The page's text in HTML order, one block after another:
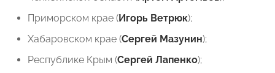
Приморском крае (Игорь Ветрюк);
Хабаровском крае (Сергей Мазунин);
Республике Крым (Сергей Лапенко);